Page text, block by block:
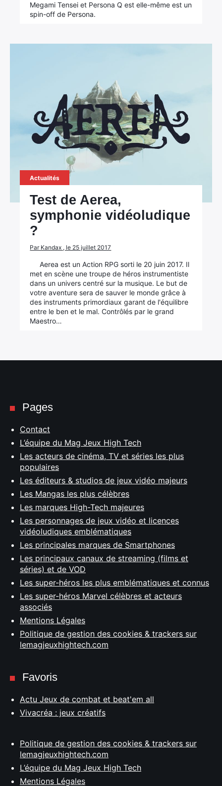
Megami Tensei et Persona Q est elle-même est un
spin-off de Persona.
Actualités
Test de Aerea,
symphonie vidéoludique
?
Par Kandax , le 25 juillet 2017
Aerea est un Action RPG sorti le 20 juin 2017. Il
met en scène une troupe de héros instrumentiste
dans un univers centré sur la musique. Le but de
votre aventure sera de sauver le monde grâce à
des instruments primordiaux garant de l'équilibre
entre le ben et le mal. Contrôlés par le grand
Maestro…
Pages
Contact
L’équipe du Mag Jeux High Tech
Les acteurs de cinéma, TV et séries les plus
populaires
Les éditeurs & studios de jeux vidéo majeurs
Les Mangas les plus célèbres
Les marques High-Tech majeures
Les personnages de jeux vidéo et licences
vidéoludiques emblématiques
Les principales marques de Smartphones
Les principaux canaux de streaming (films et
séries) et de VOD
Les super-héros les plus emblématiques et connus
Les super-héros Marvel célèbres et acteurs
associés
Mentions Légales
Politique de gestion des cookies & trackers sur
lemagjeuxhightech.com
Favoris
Actu Jeux de combat et beat'em all
Vivacréa : jeux créatifs
Politique de gestion des cookies & trackers sur
lemagjeuxhightech.com
L’équipe du Mag Jeux High Tech
Mentions Légales
Rechercher